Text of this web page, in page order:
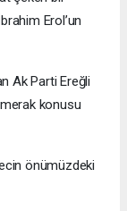
Erol’un
Ak Parti Ereğli
konusu
önümüzdeki